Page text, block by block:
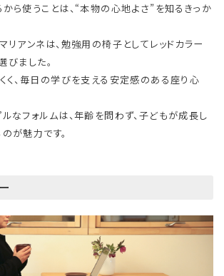
ら使うことは、“本物の心地よさ”を知るきっか
リアンネは、勉強用の椅子としてレッドカラー
びました。
く、毎日の学びを支える安定感のある座り心
なフォルムは、年齢を問わず、子どもが成長し
が魅力です。